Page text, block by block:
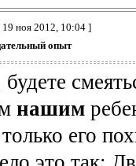
ноя 2012, 10:04 ]
опыт
нашим
его